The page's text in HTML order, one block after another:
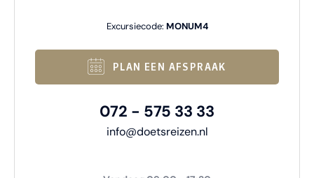
Excursiecode: MONUM4
PLAN EEN AFSPRAAK
072 - 575 33 33
info@doetsreizen.nl